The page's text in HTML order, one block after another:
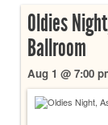
Oldies
Ballroom
Aug 1 @ 7:00